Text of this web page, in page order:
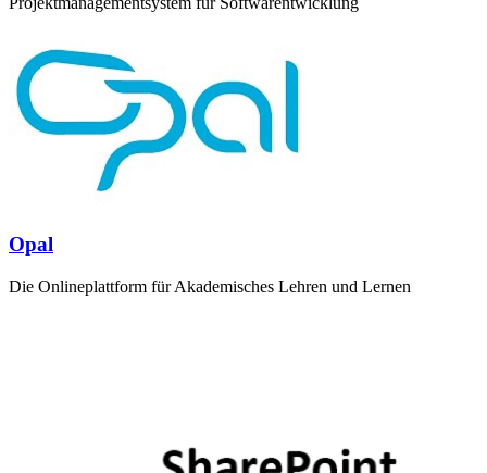
Opal
Die Onlineplattform für Akademisches Lehren und Lernen